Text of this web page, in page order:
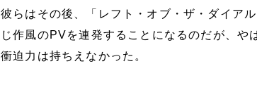
彼らはその後、「レフト・オブ・ザ・ダイア
じ作風のPVを連発することになるのだが、や
衝迫力は持ちえなかった。